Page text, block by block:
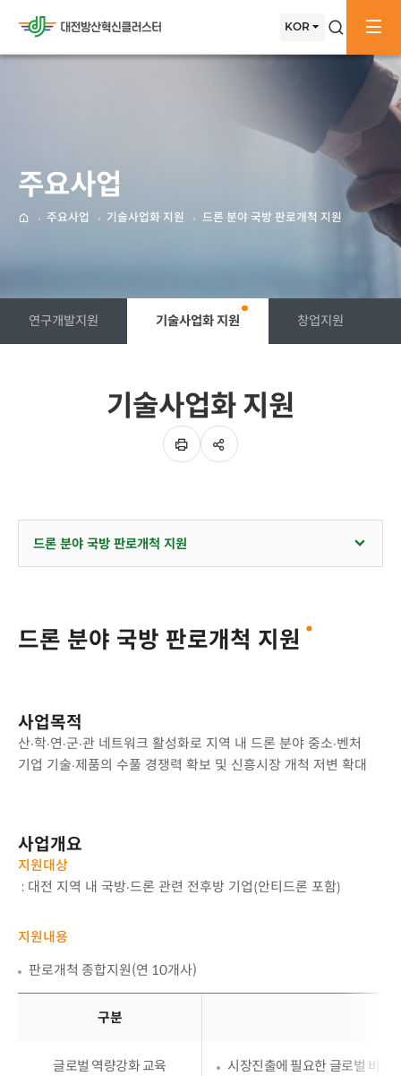
메인으로
KOR
검색창전
주요사업
메인으로
주요사업 기술사업화 지원 드론 분야 국방 판로개척 지원
연구개발지원 기술사업화 지원 창업지원
기술사업화 지원
이
SNS
드론 분야 국방 판로개척 지원
드론 분야 국방 판로개척 지원
사업목적
산·학·연·군·관 네트워크 활성화로 지역 내 드론 분야 중소·벤처
기업 기술·제품의 수풀 경쟁력 확보 및 신흥시장 개척 저변 확대
사업개요
지원대상
: 대전 지역 내 국방·드론 관련 전후방 기업(안티드론 포함)
지원내용
판로개척 종합지원(연 10개사)
구분
글로벌 역량강화 교육 시장진출에 필요한 글로벌 비즈